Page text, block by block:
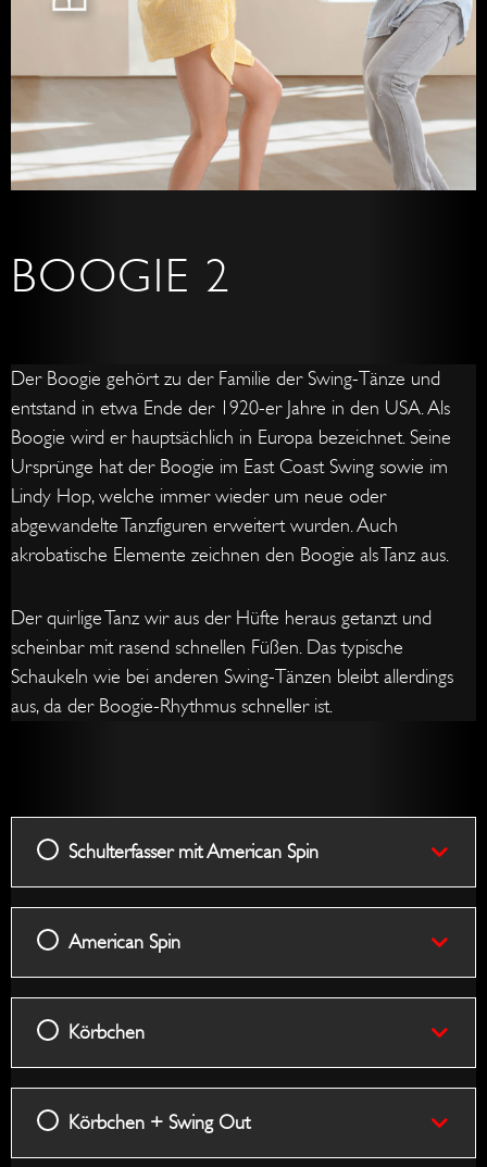
BOOGIE 2
Der Boogie gehört zu der Familie der Swing-Tänze und
entstand in etwa Ende der 1920-er Jahre in den USA. Als
Boogie wird er hauptsächlich in Europa bezeichnet. Seine
Ursprünge hat der Boogie im East Coast Swing sowie im
Lindy Hop, welche immer wieder um neue oder
abgewandelte Tanzfiguren erweitert wurden. Auch
akrobatische Elemente zeichnen den Boogie als Tanz aus.
Der quirlige Tanz wir aus der Hüfte heraus getanzt und
scheinbar mit rasend schnellen Füßen. Das typische
Schaukeln wie bei anderen Swing-Tänzen bleibt allerdings
aus, da der Boogie-Rhythmus schneller ist.
Schulterfasser mit American Spin
mit
American Spin
Spin
Körbchen
Körbchen + Swing Out
+
Swing
mit
Kicks
in